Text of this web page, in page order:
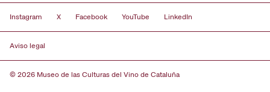
Instagram X Facebook YouTube LinkedIn
Aviso legal
© 2026 Museo de las Culturas del Vino de Cataluña